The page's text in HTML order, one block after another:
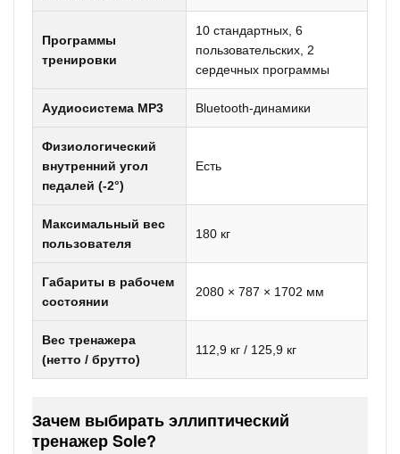
Программы
тренировки
10 стандартных, 6
пользовательских, 2
сердечных программы
Аудиосистема MP3 Bluetooth-динамики
Физиологический
внутренний угол
педалей (-2°)
Есть
Максимальный вес
пользователя
180 кг
Габариты в рабочем
состоянии
2080 × 787 × 1702 мм
Вес тренажера
(нетто / брутто)
112,9 кг / 125,9 кг
Зачем выбирать эллиптический
тренажер Sole?